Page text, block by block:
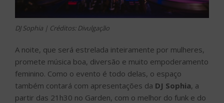
DJ Sophia | Créditos: Divulgação
A noite, que será estrelada inteiramente por mulheres,
promete música boa, diversão e muito empoderamento
feminino. Como o evento é todo delas, o espaço
também contará com apresentações da DJ Sophia, a
partir das 21h30 no Garden, com o melhor do funk e do